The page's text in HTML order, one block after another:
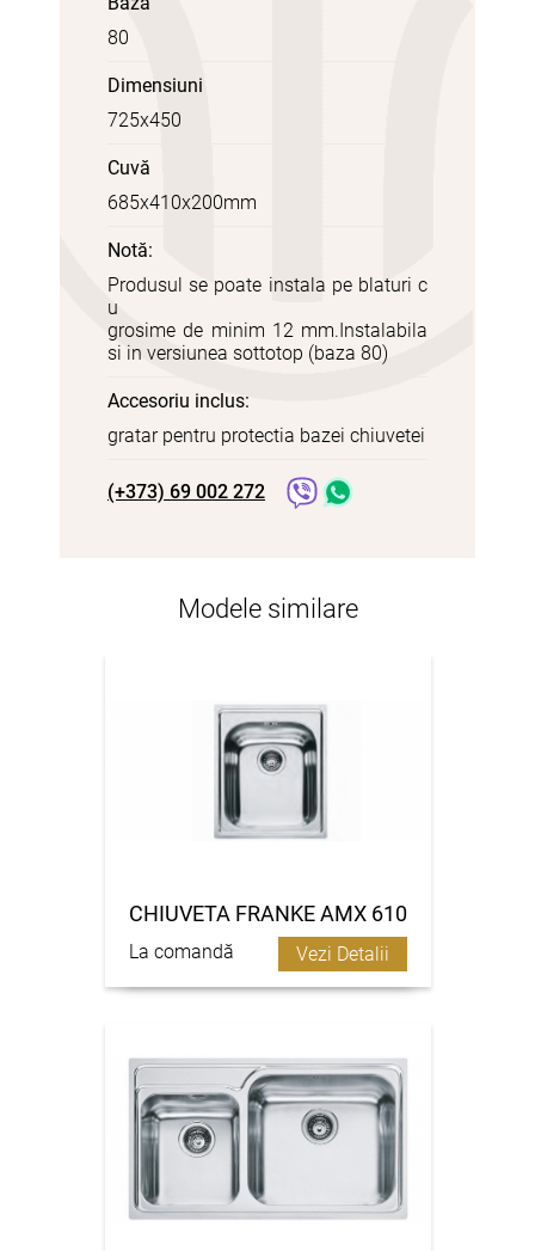
80
Dimensiuni
725x450
Cuvă
685x410x200mm
Notă:
Produsul se poate instala pe blaturi c
u
grosime de minim 12 mm.Instalabila
si in versiunea sottotop (baza 80)
Accesoriu inclus:
gratar pentru protectia bazei chiuvetei
(+373) 69 002 272
Modele similare
CHIUVETA FRANKE AMX 610
La comandă Vezi Detalii